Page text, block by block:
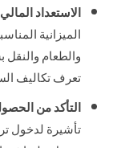
الاستعداد المالي
الميزانية
والطعام
تعرف تكاليف
التأكد من
تأشيرة لدخول